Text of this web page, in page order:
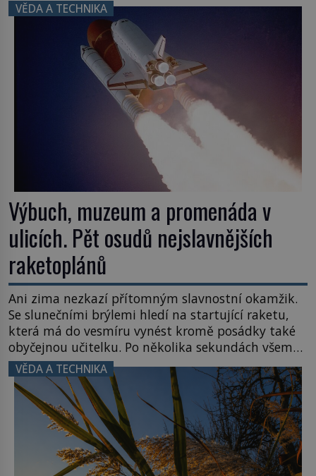
VĚDA A TECHNIKA
Výbuch, muzeum a promenáda v
ulicích. Pět osudů nejslavnějších
raketoplánů
Ani zima nezkazí přítomným slavnostní okamžik.
Se slunečními brýlemi hledí na startující raketu,
která má do vesmíru vynést kromě posádky také
obyčejnou učitelku. Po několika sekundách všem
ztuhnou úsměvy, stroj totiž exploduje. Jejich
konstrukce není z levného kraje, daňové
poplatníky stojí miliardy dolarů. Na druhou stranu
zvládnou jen představitelné věci. Na malé kousky
Název: Columbia První […]
VĚDA A TECHNIKA